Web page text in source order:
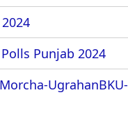
Punjab 2024
UgrahanBKU-